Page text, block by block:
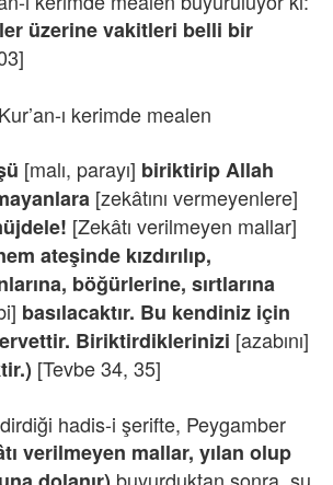
üzerine vakitleri belli bir
ı kerimde mealen
[malı, parayı] biriktirip Allah
[zekâtını vermeyenlere]
[Zekâtı verilmeyen mallar]
ateşinde kızdırılıp,
böğürlerine, sırtlarına
basılacaktır. Bu kendiniz için
Biriktirdiklerinizi [azabını]
[Tevbe 34, 35]
hadis-i şerifte, Peygamber
verilmeyen mallar, yılan olup